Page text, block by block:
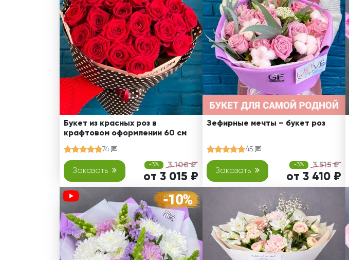
Розы поштучно
5 роз
7 роз
11 роз
15 роз
25 роз
51 роза
101 роза
Розы Гран-При
Корзины с розами
Кустовые розы
Миксы из роз
Сердца из роз
Монобукеты
Разноцветные
Эксклюзивные букеты
Смешанные
Хризантемы
Эустома
Свадьба
Свидание
Спасибо!
Юбилей
Подруге
Сестре
Брату
Врачу
Коллеге
Бабушке
Дедушке
Букет из красных роз в
крафтовом оформлении 60 см
74
Заказать
-3% 3 108 ₽
от 3 015 ₽
Зефирные мечты – букет роз
45
Заказать
-3% 3 515 ₽
от 3 410 ₽